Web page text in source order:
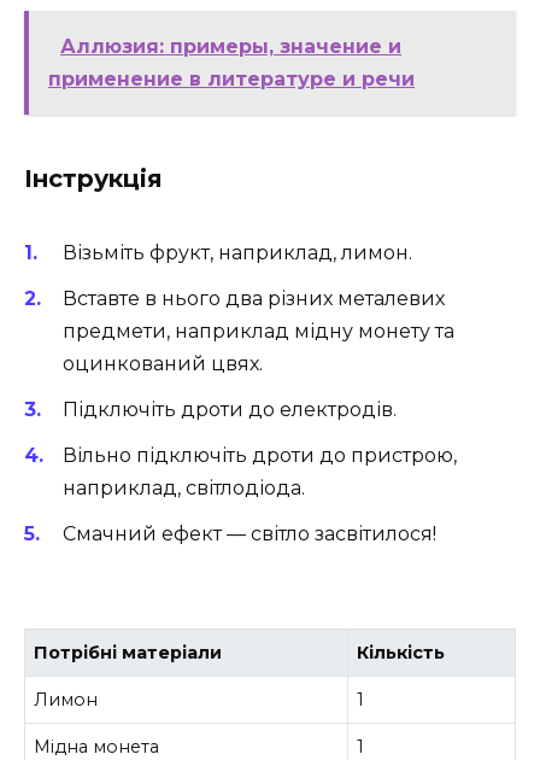
Аллюзия: примеры, значение и
применение в литературе и речи
Інструкція
Візьміть фрукт, наприклад, лимон.
Вставте в нього два різних металевих
предмети, наприклад мідну монету та
оцинкований цвях.
Підключіть дроти до електродів.
Вільно підключіть дроти до пристрою,
наприклад, світлодіода.
Смачний ефект — світло засвітилося!
Потрібні матеріали Кількість
Лимон 1
Мідна монета 1